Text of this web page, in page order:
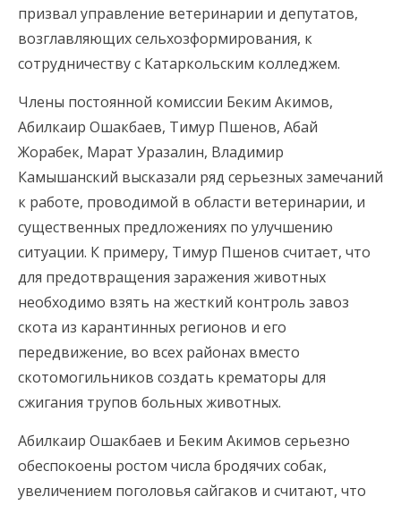
призвал управление ветеринарии и депутатов,
возглавляющих сельхозформирования, к
сотрудничеству с Катаркольским колледжем.
Члены постоянной комиссии Беким Акимов,
Абилкаир Ошакбаев, Тимур Пшенов, Абай
Жорабек, Марат Уразалин, Владимир
Камышанский высказали ряд серьезных замечаний
к работе, проводимой в области ветеринарии, и
существенных предложениях по улучшению
ситуации. К примеру, Тимур Пшенов считает, что
для предотвращения заражения животных
необходимо взять на жесткий контроль завоз
скота из карантинных регионов и его
передвижение, во всех районах вместо
скотомогильников создать крематоры для
сжигания трупов больных животных.
Абилкаир Ошакбаев и Беким Акимов серьезно
обеспокоены ростом числа бродячих собак,
увеличением поголовья сайгаков и считают, что